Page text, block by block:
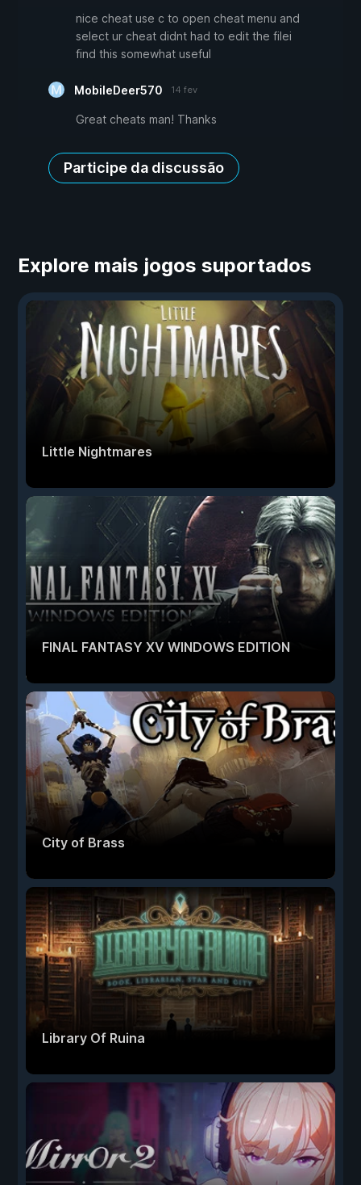
nice cheat use c to open cheat menu and
select ur cheat didnt had to edit the filei
find this somewhat useful
MobileDeer570 14 fev
Great cheats man! Thanks
Participe da discussão
Explore mais jogos suportados
Little Nightmares
FINAL FANTASY XV WINDOWS EDITION
City of Brass
Library Of Ruina